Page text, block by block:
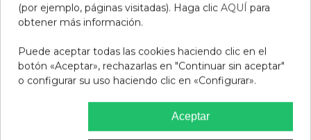
AERO RED 120 mg 40
COMPRIMIDOS
MASTICABLES
11,14 €
ALMAX 500 mg 24
COMPRIMIDOS
MASTICABLES
10,76 €
Añadir al carrito
(por ejemplo, páginas visitadas). Haga clic AQUÍ para
obtener más información.
Puede aceptar todas las cookies haciendo clic en el
botón «Aceptar», rechazarlas en "Continuar sin aceptar"
o configurar su uso haciendo clic en «Configurar».
Aceptar